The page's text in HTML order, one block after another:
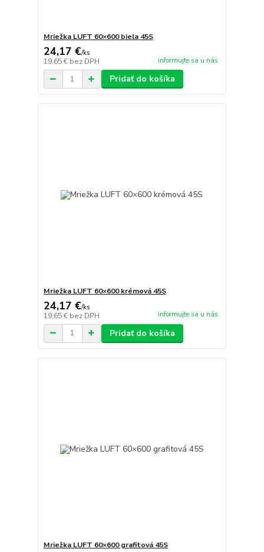
Mriežka LUFT 60×600 biela 45S
24,17 €/ks
19,65 € bez DPH informujte sa u nás
Pridať do košíka
Mriežka LUFT 60×600 krémová 45S
24,17 €/ks
19,65 € bez DPH informujte sa u nás
Pridať do košíka
Mriežka LUFT 60×600 grafitová 45S